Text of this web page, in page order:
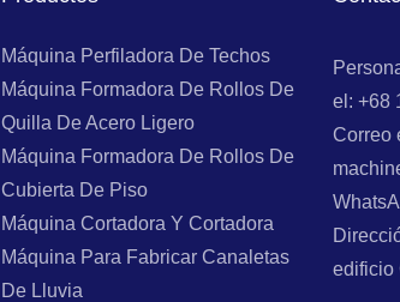
Máquina Perfiladora De Techos
Máquina Formadora De Rollos De
Quilla De Acero Ligero
Máquina Formadora De Rollos De
Cubierta De Piso
Máquina Cortadora Y Cortadora
Máquina Para Fabricar Canaletas
De Lluvia
el: +68
Correo
edificio